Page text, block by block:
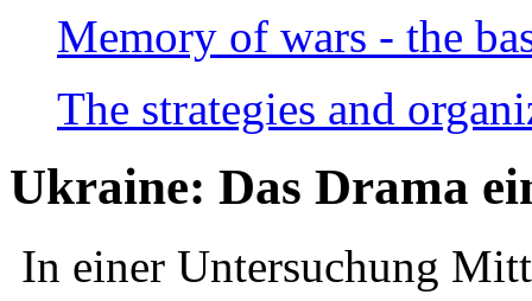
Memory of wars - the
The strategies and
Ukraine: Das Drama
In einer Untersuchung